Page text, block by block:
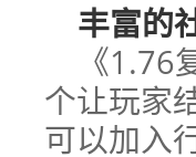
丰富的
《
个让玩家
可以加入